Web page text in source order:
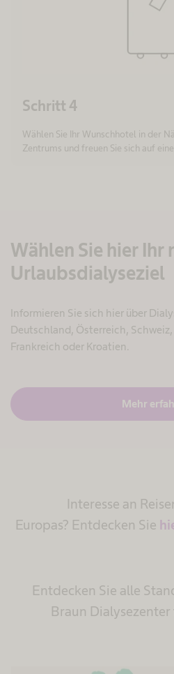
Schritt 4
Wählen Sie Ihr Wunschhotel in der
Zentrums und freuen Sie sich auf
Wählen Sie hier Ihr
Urlaubsdialyseziel
Informieren Sie sich hier über
Deutschland, Österreich,
Frankreich oder Kroatien.
Mehr
Interesse an
Europas? Entdecken Sie
Entdecken Sie alle
Braun Dialysezenter